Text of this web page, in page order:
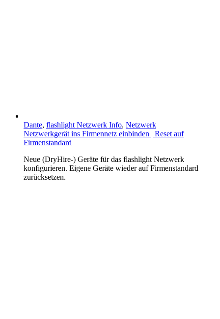
Dante, flashlight Netzwerk Info, Netzwerk
Netzwerkgerät ins Firmennetz einbinden | Reset auf
Firmenstandard
Neue (DryHire-) Geräte für das flashlight Netzwerk
konfigurieren. Eigene Geräte wieder auf Firmenstandard
zurücksetzen.